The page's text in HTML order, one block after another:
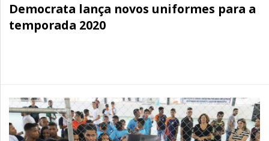
Democrata lança novos uniformes para a
temporada 2020